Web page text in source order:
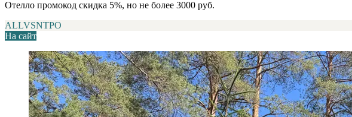
Отелло промокод скидка 5%, но не более 3000 руб.
ALLVSNTPO
На сайт